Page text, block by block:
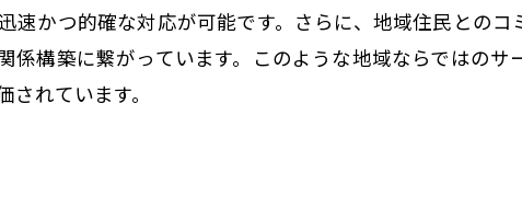
サービス展開
けつける迅速対応
ーサポート
速かつ的確な対応が可能です。さらに、地域住民との
構築に繋がっています。このような地域ならではのサ
れています。